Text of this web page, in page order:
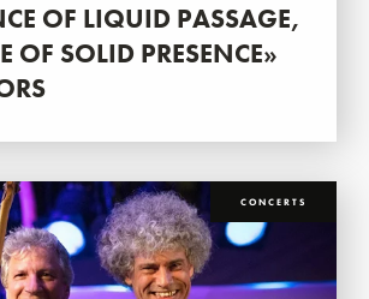
OF LIQUID PASSAGE,
OF SOLID PRESENCE»
CONCERTS